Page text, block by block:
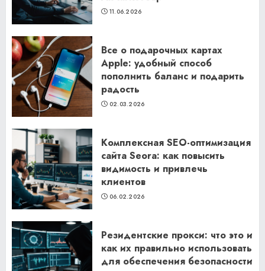
11.06.2026
Все о подарочных картах
Apple: удобный способ
пополнить баланс и подарить
радость
02.03.2026
Комплексная SEO-оптимизация
сайта Seora: как повысить
видимость и привлечь
клиентов
06.02.2026
Резидентские прокси: что это и
как их правильно использовать
для обеспечения безопасности